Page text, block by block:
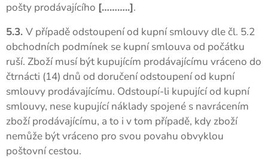
pošty prodávajícího [………..].
5.3. V případě odstoupení od kupní smlouvy dle čl. 5.2
obchodních podmínek se kupní smlouva od počátku
ruší. Zboží musí být kupujícím prodávajícímu vráceno do
čtrnácti (14) dnů od doručení odstoupení od kupní
smlouvy prodávajícímu. Odstoupí-li kupující od kupní
smlouvy, nese kupující náklady spojené s navrácením
zboží prodávajícímu, a to i v tom případě, kdy zboží
nemůže být vráceno pro svou povahu obvyklou
poštovní cestou.